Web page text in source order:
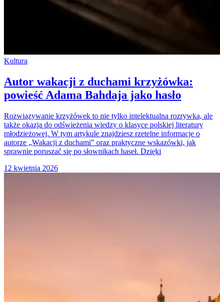
Kultura
Autor wakacji z duchami krzyżówka:
powieść Adama Bahdaja jako hasło
Rozwiązywanie krzyżówek to nie tylko intelektualna rozrywka, ale
także okazja do odświeżenia wiedzy o klasyce polskiej literatury
młodzieżowej. W tym artykule znajdziesz rzetelne informacje o
autorze „Wakacji z duchami” oraz praktyczne wskazówki, jak
sprawnie poruszać się po słownikach haseł. Dzięki
12 kwietnia 2026